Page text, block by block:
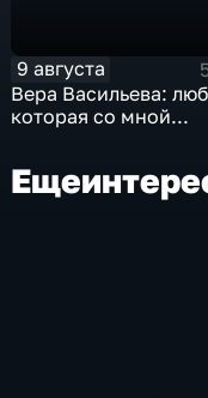
9 августа
Вера Васильева:
которая со мной...
Еще